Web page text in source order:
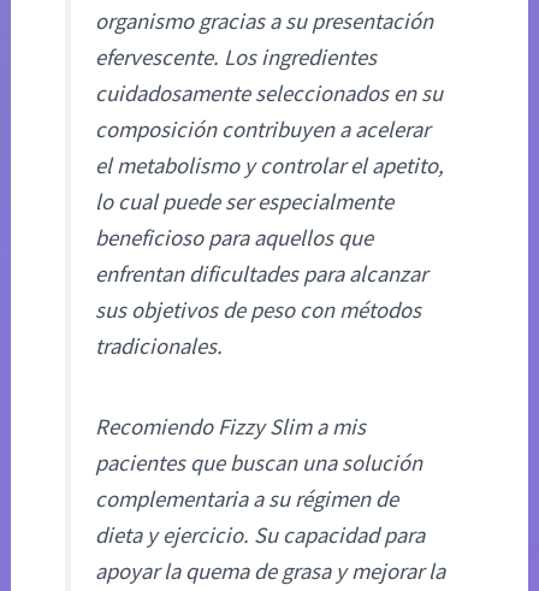
organismo gracias a su presentación
efervescente. Los ingredientes
cuidadosamente seleccionados en su
composición contribuyen a acelerar
el metabolismo y controlar el apetito,
lo cual puede ser especialmente
beneficioso para aquellos que
enfrentan dificultades para alcanzar
sus objetivos de peso con métodos
tradicionales.
Recomiendo Fizzy Slim a mis
pacientes que buscan una solución
complementaria a su régimen de
dieta y ejercicio. Su capacidad para
apoyar la quema de grasa y mejorar la